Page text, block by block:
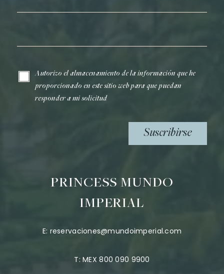
Autorizo el almacenamiento de la información que he
proporcionado en este sitio web para que puedan
responder a mi solicitud
Suscribirse
PRINCESS MUNDO
IMPERIAL
E: reservaciones@mundoimperial.com
T:MEX 800 090 9900